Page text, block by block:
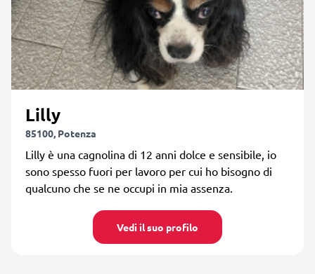
Lilly
85100, Potenza
Lilly è una cagnolina di 12 anni dolce e sensibile, io
sono spesso fuori per lavoro per cui ho bisogno di
qualcuno che se ne occupi in mia assenza.
Vedi il suo profilo